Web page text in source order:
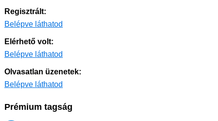
Regisztrált:
Belépve láthatod
Elérhető volt:
Belépve láthatod
Olvasatlan üzenetek:
Belépve láthatod
Prémium tagság